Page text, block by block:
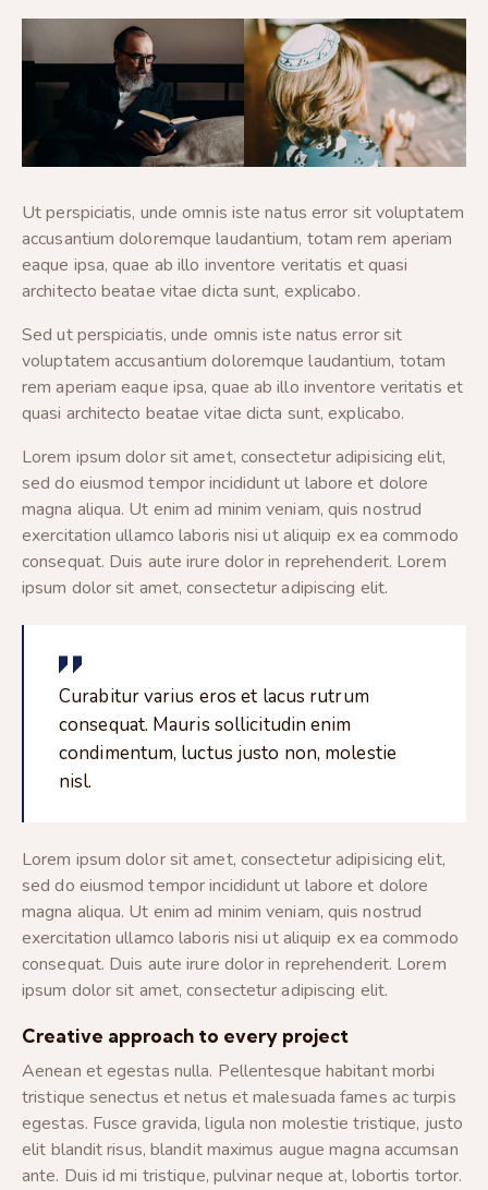
Ut perspiciatis, unde omnis iste natus error sit voluptatem
accusantium doloremque laudantium, totam rem aperiam
eaque ipsa, quae ab illo inventore veritatis et quasi
architecto beatae vitae dicta sunt, explicabo.
Sed ut perspiciatis, unde omnis iste natus error sit
voluptatem accusantium doloremque laudantium, totam
rem aperiam eaque ipsa, quae ab illo inventore veritatis et
quasi architecto beatae vitae dicta sunt, explicabo.
Lorem ipsum dolor sit amet, consectetur adipisicing elit,
sed do eiusmod tempor incididunt ut labore et dolore
magna aliqua. Ut enim ad minim veniam, quis nostrud
exercitation ullamco laboris nisi ut aliquip ex ea commodo
consequat. Duis aute irure dolor in reprehenderit. Lorem
ipsum dolor sit amet, consectetur adipiscing elit.
Curabitur varius eros et lacus rutrum
consequat. Mauris sollicitudin enim
condimentum, luctus justo non, molestie
nisl.
Lorem ipsum dolor sit amet, consectetur adipisicing elit,
sed do eiusmod tempor incididunt ut labore et dolore
magna aliqua. Ut enim ad minim veniam, quis nostrud
exercitation ullamco laboris nisi ut aliquip ex ea commodo
consequat. Duis aute irure dolor in reprehenderit. Lorem
ipsum dolor sit amet, consectetur adipiscing elit.
Creative approach to every project
Aenean et egestas nulla. Pellentesque habitant morbi
tristique senectus et netus et malesuada fames ac turpis
egestas. Fusce gravida, ligula non molestie tristique, justo
elit blandit risus, blandit maximus augue magna accumsan
ante. Duis id mi tristique, pulvinar neque at, lobortis tortor.